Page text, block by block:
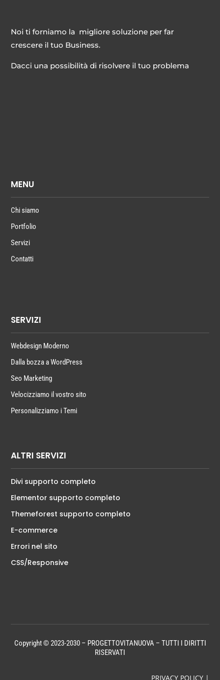
Noi ti forniamo la migliore soluzione per far
crescere il tuo Business.
Dacci una possibilità di risolvere il tuo problema
MENU
Chi siamo
Portfolio
Servizi
Contatti
SERVIZI
Webdesign Moderno
Dalla bozza a WordPress
Seo Marketing
Velocizziamo il vostro sito
Personalizziamo i Temi
ALTRI SERVIZI
Divi supporto completo
Elementor supporto completo
Themeforest supporto completo
E-commerce
Errori nel sito
CSS/Responsive
Copyright © 2023-2030 – PROGETTOVITANUOVA – TUTTI I DIRITTI
RISERVATI
PRIVACY POLICY|